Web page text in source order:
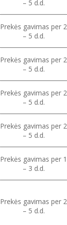
– 5 d.d.
Prekės gavimas per 2
– 5 d.d.
Prekės gavimas per 2
– 5 d.d.
Prekės gavimas per 2
– 5 d.d.
Prekės gavimas per 2
– 5 d.d.
Prekės gavimas per 1
– 3 d.d.
Prekės gavimas per 2
– 5 d.d.